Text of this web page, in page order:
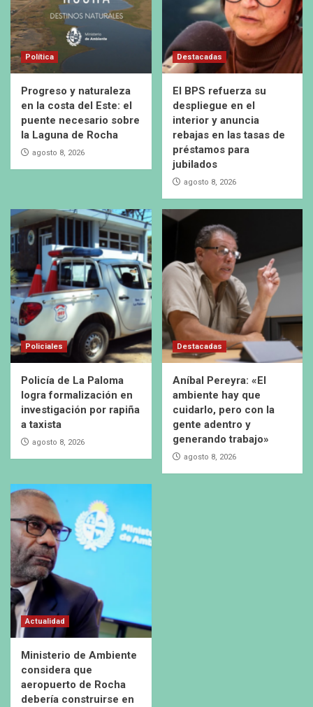
Política
Progreso y naturaleza
en la costa del Este: el
puente necesario sobre
la Laguna de Rocha
agosto 8, 2026
Destacadas
El BPS refuerza su
despliegue en el
interior y anuncia
rebajas en las tasas de
préstamos para
jubilados
agosto 8, 2026
Policiales
Policía de La Paloma
logra formalización en
investigación por rapiña
a taxista
agosto 8, 2026
Destacadas
Aníbal Pereyra: «El
ambiente hay que
cuidarlo, pero con la
gente adentro y
generando trabajo»
agosto 8, 2026
Actualidad
Ministerio de Ambiente
considera que
aeropuerto de Rocha
debería construirse en